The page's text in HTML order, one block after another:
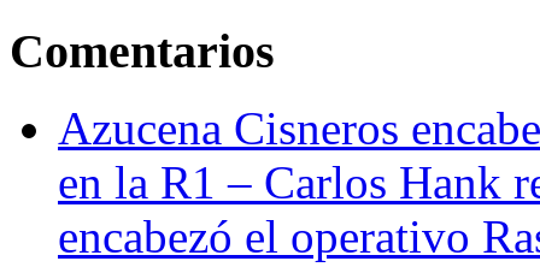
Comentarios
Azucena Cisneros
en la R1 – Carlos Hank
encabezó el operativo